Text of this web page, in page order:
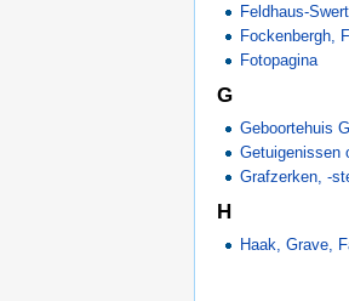
Feldhaus-
Fockenbergh,
Fotopagina
G
Geboortehuis
Getuigenissen
Grafzerken, -
H
Haak, Grave,